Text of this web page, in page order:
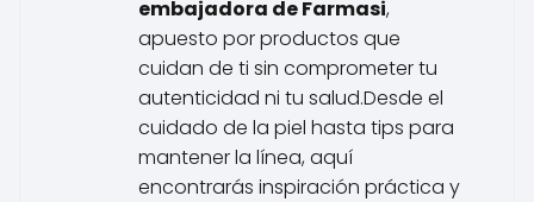
embajadora de Farmasi,
apuesto por productos que
cuidan de ti sin comprometer tu
autenticidad ni tu salud.Desde el
cuidado de la piel hasta tips para
mantener la línea, aquí
encontrarás inspiración práctica y